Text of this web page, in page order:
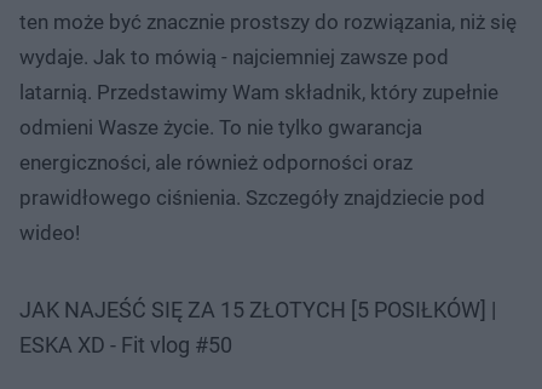
ten może być znacznie prostszy do rozwiązania, niż się
wydaje. Jak to mówią - najciemniej zawsze pod
latarnią. Przedstawimy Wam składnik, który zupełnie
odmieni Wasze życie. To nie tylko gwarancja
energiczności, ale również odporności oraz
prawidłowego ciśnienia. Szczegóły znajdziecie pod
wideo!
JAK NAJEŚĆ SIĘ ZA 15 ZŁOTYCH [5 POSIŁKÓW] |
ESKA XD - Fit vlog #50